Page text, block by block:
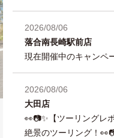
2026/08/06
落合南長崎駅前店
現在開催中のキャンペ
2026/08/06
大田店
👀📷✨【ツーリングレ
絶景のツーリング！